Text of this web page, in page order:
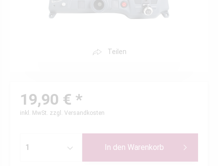
Teilen
19,90 € *
inkl. MwSt. zzgl. Versandkosten
In den Warenkorb